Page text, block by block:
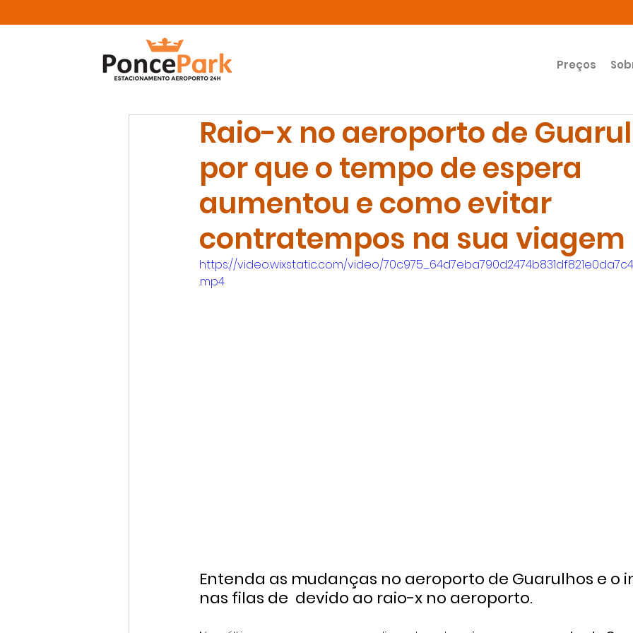
Preços
Raio-x no aeroporto de
por que o tempo de espera
aumentou e como evitar
contratempos na sua viagem
https://video.wixstatic.com/video/
.mp4
Entenda as mudanças no aeroporto de Guarulhos e o
nas filas de  devido ao raio-x no aeroporto.